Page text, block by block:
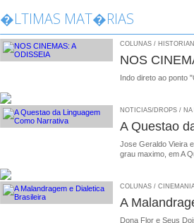
�LTIMAS MAT�RIAS
COLUNAS /
NOS
Indo direto ao ponto
NOTICIAS/DROPS / NA
A Questao
Jose Geraldo Vieira
grau maximo, em A
COLUNAS /
A
Dona Flor e Seus